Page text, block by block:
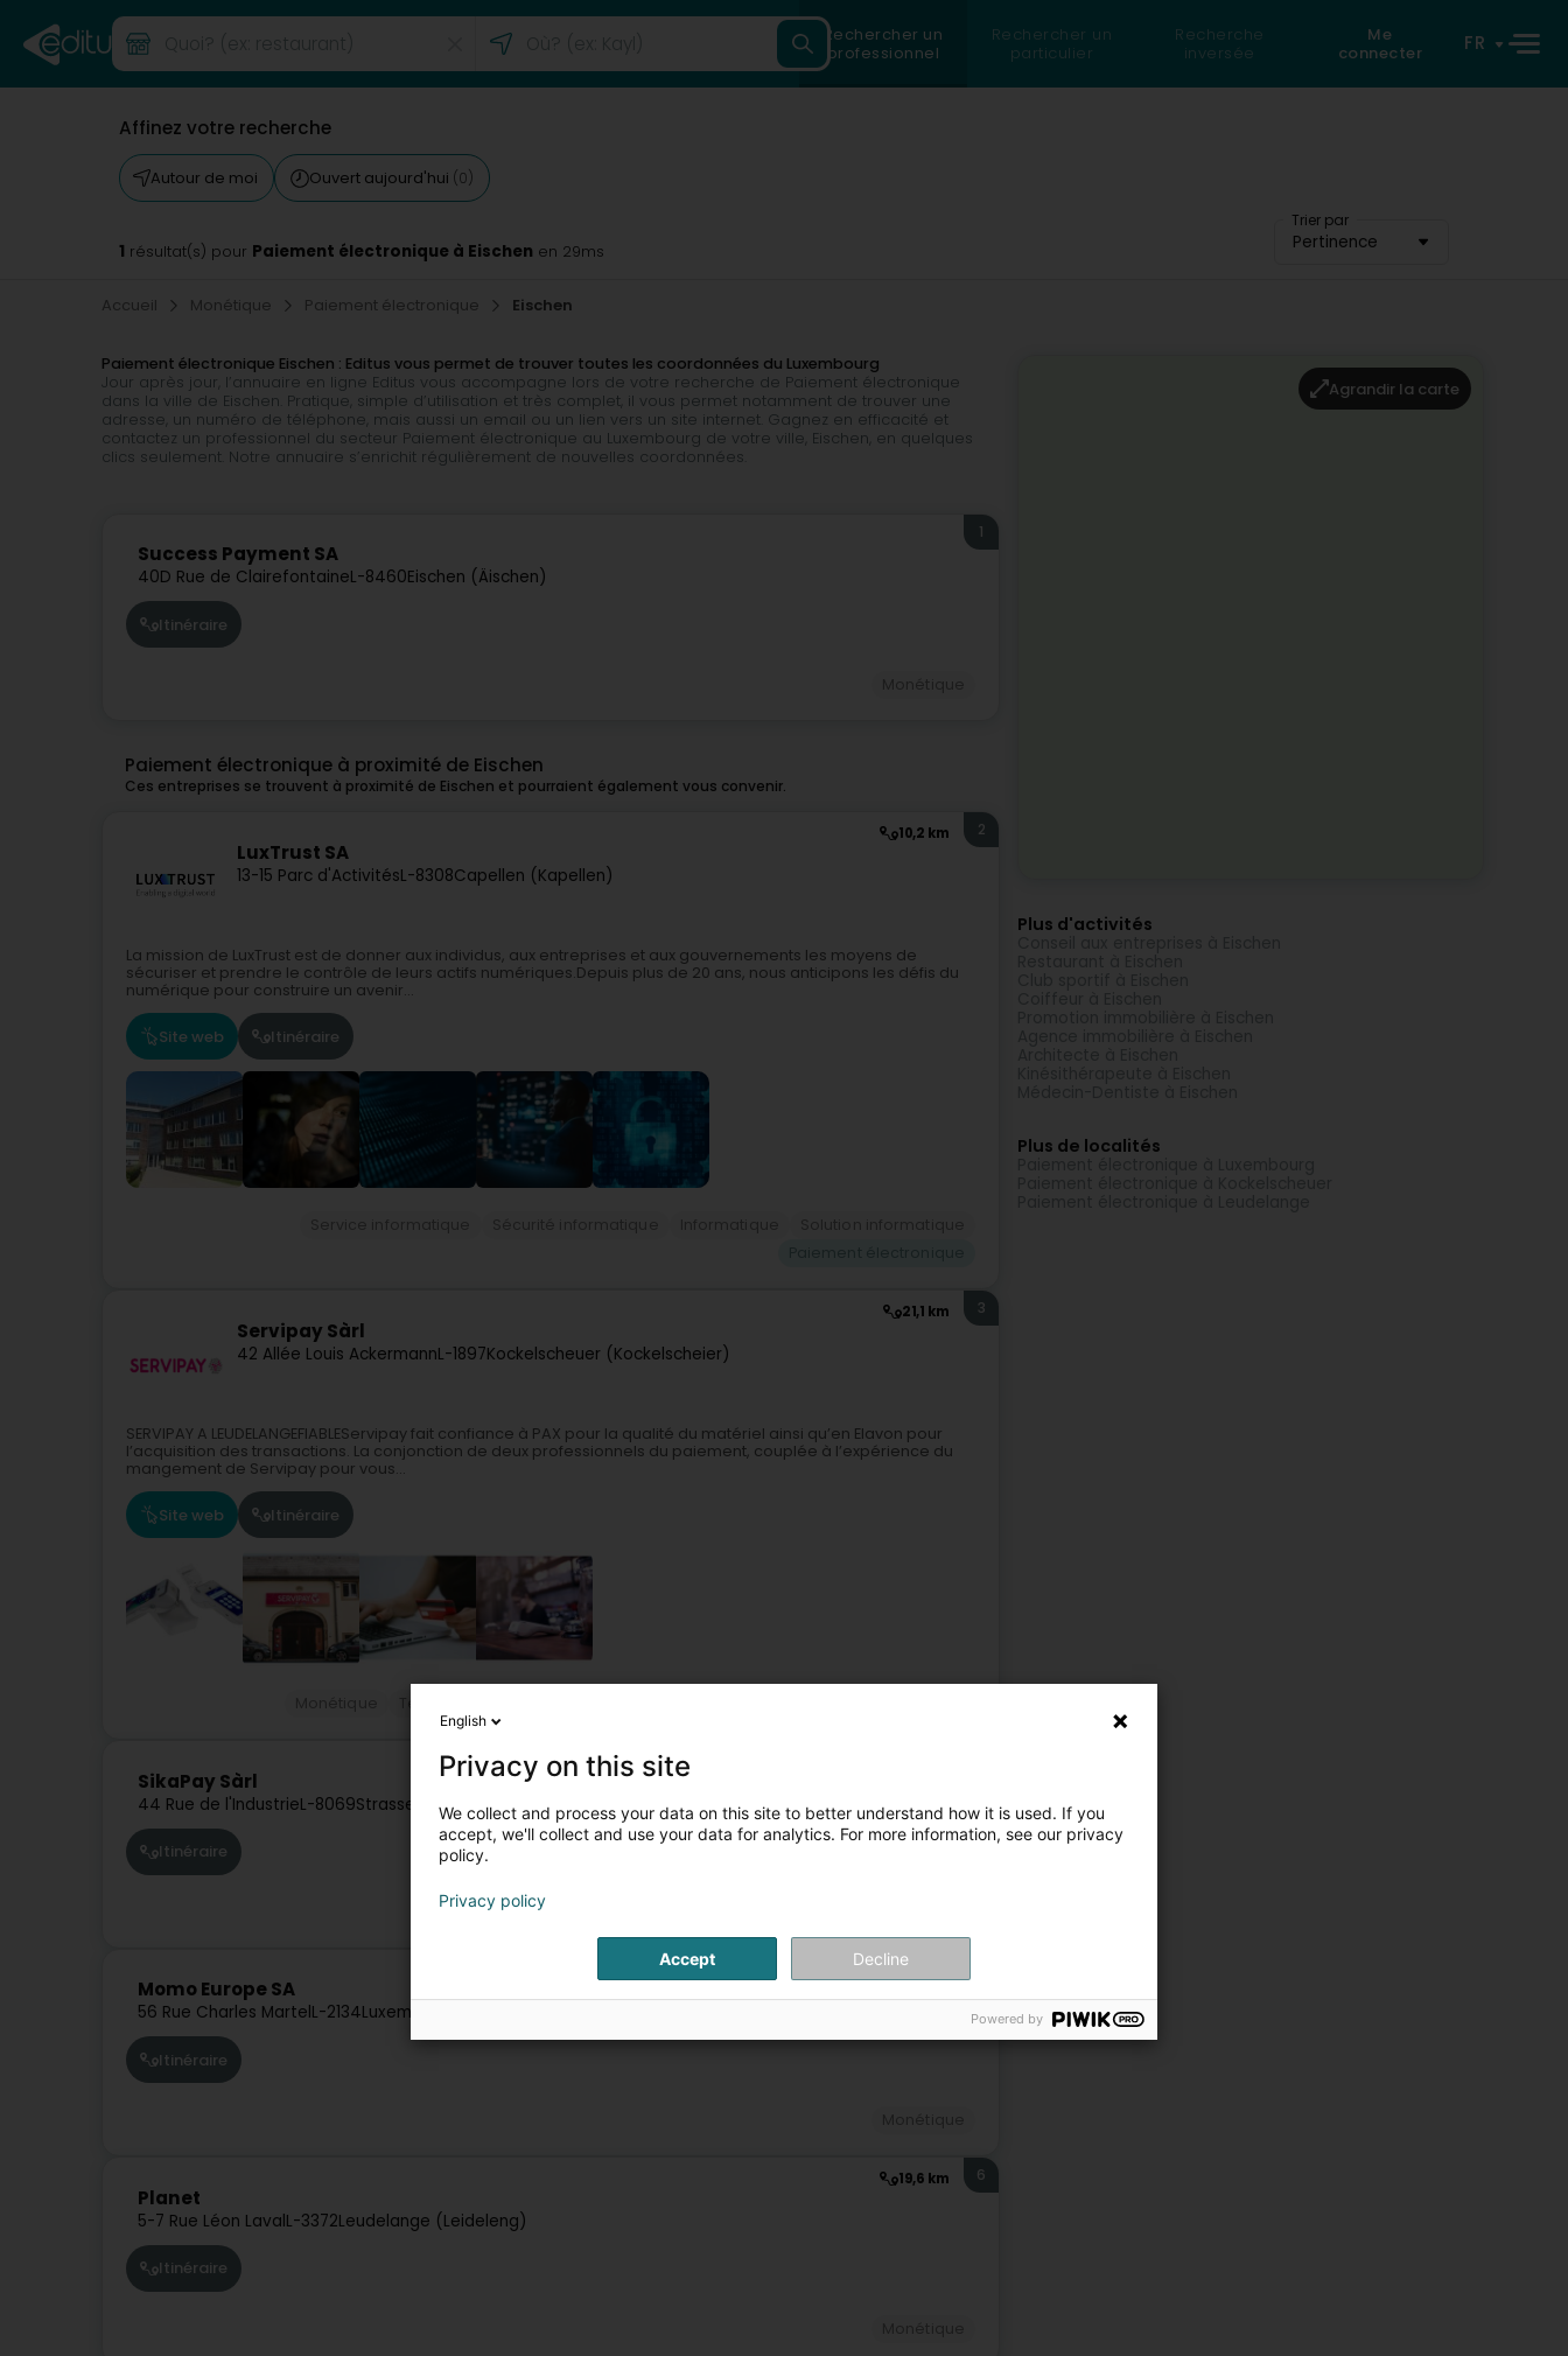
Rechercher un
professionnel
Rechercher un
particulier
Recherche
inversée
Me
connecter
FR
Affinez votre recherche
Autour de moi Ouvert aujourd'hui (0)
Trier par
Pertinence
1 résultat(s) pour Paiement électronique à Eischen en 29ms
Accueil Monétique Paiement électronique Eischen
Paiement électronique Eischen : Editus vous permet de trouver toutes les coordonnées du Luxembourg
Jour après jour, l’annuaire en ligne Editus vous accompagne lors de votre recherche de Paiement électronique
dans la ville de Eischen. Pratique, simple d’utilisation et très complet, il vous permet notamment de trouver une
adresse, un numéro de téléphone, mais aussi un email ou un lien vers un site internet. Gagnez en efficacité et
contactez un professionnel du secteur Paiement électronique au Luxembourg de votre ville, Eischen, en quelques
clics seulement. Notre annuaire s’enrichit régulièrement de nouvelles coordonnées.
Success Payment SA
40D Rue de ClairefontaineL-8460Eischen (Äischen)
1
Itinéraire
Paiement électronique à proximité de Eischen
Ces entreprises se trouvent à proximité de Eischen et pourraient également vous convenir.
10,2 km
LuxTrust SA
13-15 Parc d'ActivitésL-8308Capellen (Kapellen)
2
La mission de LuxTrust est de donner aux individus, aux entreprises et aux gouvernements les moyens de
sécuriser et prendre le contrôle de leurs actifs numériques.Depuis plus de 20 ans, nous anticipons les défis du
numérique pour construire un avenir...
Site web Itinéraire
21,1 km
Servipay Sàrl
42 Allée Louis AckermannL-1897Kockelscheuer (Kockelscheier)
3
SERVIPAY A LEUDELANGEFIABLEServipay fait confiance à PAX pour la qualité du matériel ainsi qu’en Elavon pour
l’acquisition des transactions. La conjonction de deux professionnels du paiement, couplée à l’expérience du
mangement de Servipay pour vous...
Site web Itinéraire
SikaPay Sàrl
44 Rue de l'IndustrieL-8069Strassen (Stroossen)
Itinéraire
18,8 km
Momo Europe SA
56 Rue Charles MartelL-2134Luxembourg (Lëtzebuerg)
Itinéraire
19,6 km
Planet
5-7 Rue Léon LavalL-3372Leudelange (Leideleng)
6
Itinéraire
Agrandir la carte
Plus d'activités
Plus de localités
English
Privacy on this site
We collect and process your data on this site to better understand how it is used. If you
accept, we'll collect and use your data for analytics. For more information, see our privacy
policy.
Privacy policy
Accept Decline
Powered by